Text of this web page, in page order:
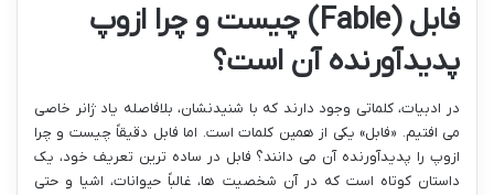
فابل (Fable) چیست و چرا ازوپ
پدیدآورنده آن است؟
در ادبیات، کلماتی وجود دارند که با شنیدنشان، بلافاصله یاد ژانر خاصی
می افتیم. «فابل» یکی از همین کلمات است. اما فابل دقیقاً چیست و چرا
ازوپ را پدیدآورنده آن می دانند؟ فابل در ساده ترین تعریف خود، یک
داستان کوتاه است که در آن شخصیت ها، غالباً حیوانات، اشیا و حتی